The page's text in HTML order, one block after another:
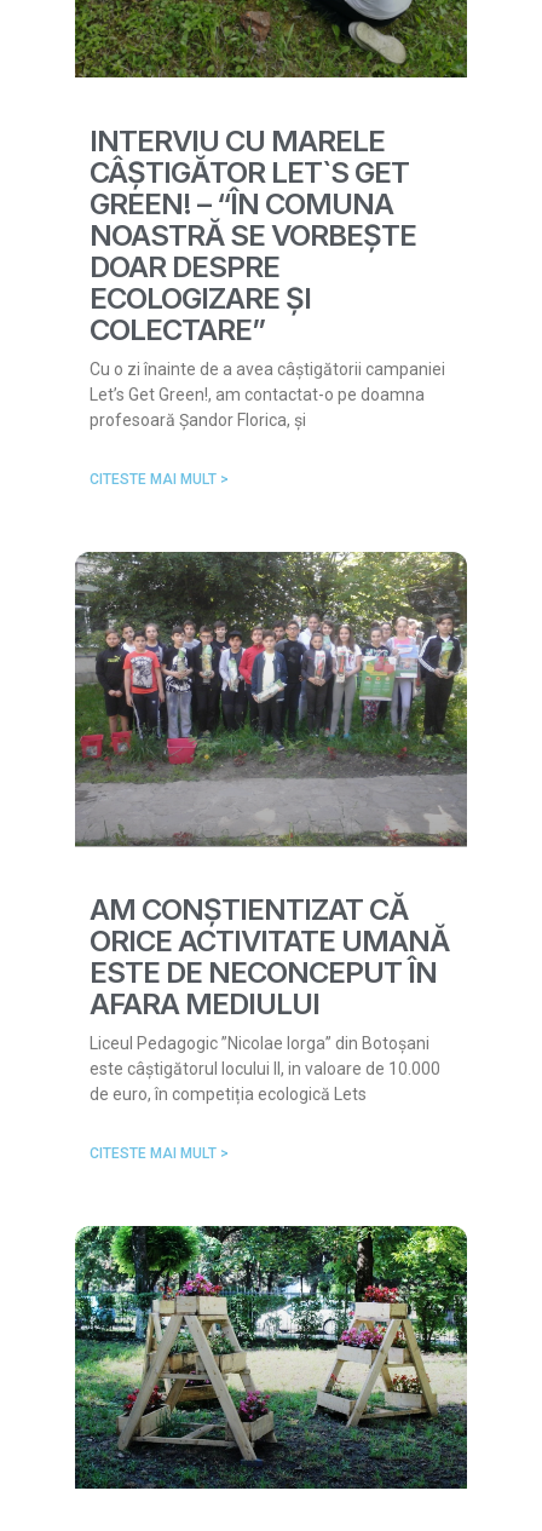
INTERVIU CU MARELE
CÂȘTIGĂTOR LET`S GET
GREEN! – “ÎN COMUNA
NOASTRĂ SE VORBEȘTE
DOAR DESPRE
ECOLOGIZARE ȘI
COLECTARE”
Cu o zi înainte de a avea câștigătorii campaniei
Let’s Get Green!, am contactat-o pe doamna
profesoară Șandor Florica, și
CITESTE MAI MULT >
AM CONȘTIENTIZAT CĂ
ORICE ACTIVITATE UMANĂ
ESTE DE NECONCEPUT ÎN
AFARA MEDIULUI
Liceul Pedagogic ”Nicolae Iorga” din Botoșani
este câștigătorul locului II, in valoare de 10.000
de euro, în competiția ecologică Lets
CITESTE MAI MULT >